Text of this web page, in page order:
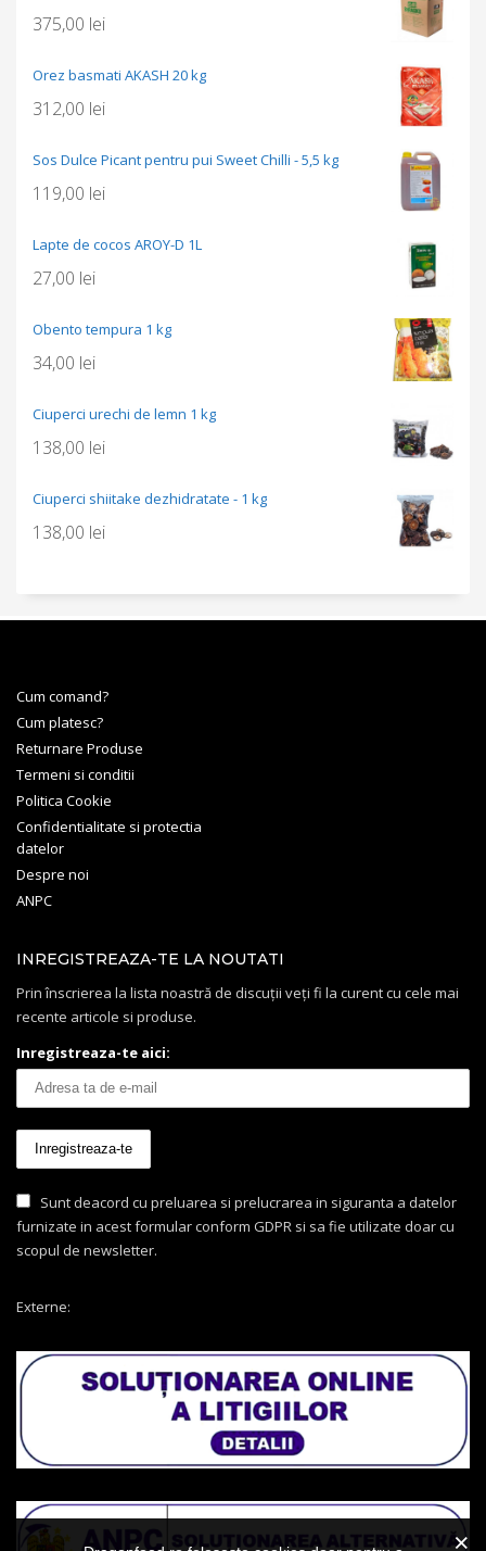
375,00 lei
Orez basmati AKASH 20 kg
312,00 lei
Sos Dulce Picant pentru pui Sweet Chilli - 5,5 kg
119,00 lei
Lapte de cocos AROY-D 1L
27,00 lei
Obento tempura 1 kg
34,00 lei
Ciuperci urechi de lemn 1 kg
138,00 lei
Ciuperci shiitake dezhidratate - 1 kg
138,00 lei
Cum comand?
Cum platesc?
Returnare Produse
Termeni si conditii
Politica Cookie
Confidentialitate si protectia
datelor
Despre noi
ANPC
INREGISTREAZA-TE LA NOUTATI
Prin înscrierea la lista noastră de discuții veți fi la curent cu cele mai
recente articole si produse.
Inregistreaza-te aici:
Sunt deacord cu preluarea si prelucrarea in siguranta a datelor
furnizate in acest formular conform GDPR si sa fie utilizate doar cu
scopul de newsletter.
Externe: